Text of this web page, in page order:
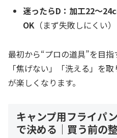
迷ったらD：加工22〜
OK （まず失敗しにくい）
最初から“プロの道具”を目指
「焦げない」「洗える」を
が楽しくなります。
キャンプ用フライパ
で決める｜買う前の